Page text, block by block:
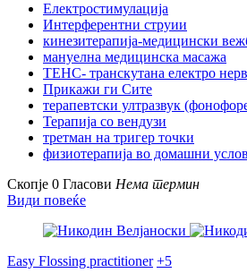
Електростимулација
Интерферентни струии
кинезитерапија-медицински
мануелна медицинска масажа
ТЕНС- транскутана електро
Прикажи ги Сите
терапевтски ултразвук
Терапија со вендузи
третман на тригер точки
физиотерапија во домашни
Скопје 0 Гласови Нема термин
Види повеќе
Easy Flossing practitioner +5